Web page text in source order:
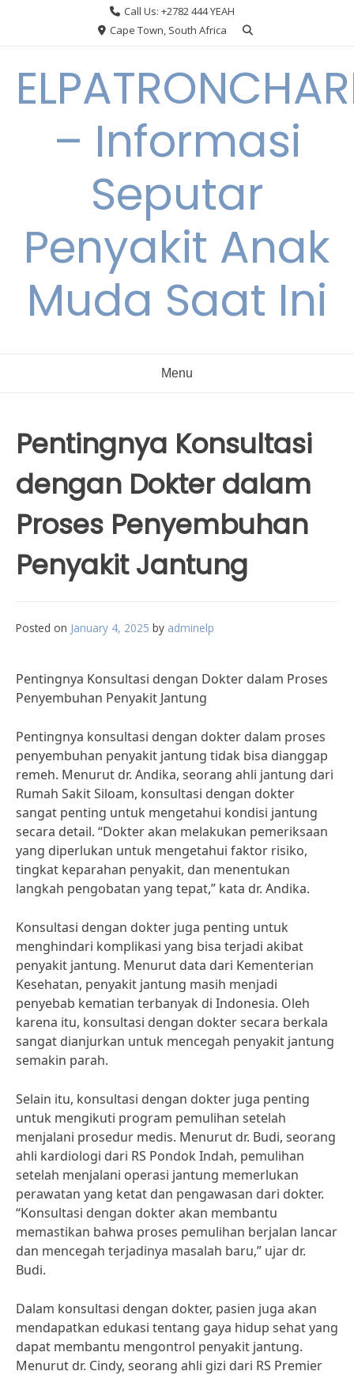
Call Us: +2782 444 YEAH
Cape Town, South Africa
– Informasi
Seputar
Penyakit Anak
Muda Saat Ini
Menu
Pentingnya Konsultasi
dengan Dokter dalam
Proses Penyembuhan
Penyakit Jantung
Posted on January 4, 2025 by adminelp
Pentingnya Konsultasi dengan Dokter dalam Proses
Penyembuhan Penyakit Jantung
Pentingnya konsultasi dengan dokter dalam proses
penyembuhan penyakit jantung tidak bisa dianggap
remeh. Menurut dr. Andika, seorang ahli jantung dari
Rumah Sakit Siloam, konsultasi dengan dokter
sangat penting untuk mengetahui kondisi jantung
secara detail. “Dokter akan melakukan pemeriksaan
yang diperlukan untuk mengetahui faktor risiko,
tingkat keparahan penyakit, dan menentukan
langkah pengobatan yang tepat,” kata dr. Andika.
Konsultasi dengan dokter juga penting untuk
menghindari komplikasi yang bisa terjadi akibat
penyakit jantung. Menurut data dari Kementerian
Kesehatan, penyakit jantung masih menjadi
penyebab kematian terbanyak di Indonesia. Oleh
karena itu, konsultasi dengan dokter secara berkala
sangat dianjurkan untuk mencegah penyakit jantung
semakin parah.
Selain itu, konsultasi dengan dokter juga penting
untuk mengikuti program pemulihan setelah
menjalani prosedur medis. Menurut dr. Budi, seorang
ahli kardiologi dari RS Pondok Indah, pemulihan
setelah menjalani operasi jantung memerlukan
perawatan yang ketat dan pengawasan dari dokter.
“Konsultasi dengan dokter akan membantu
memastikan bahwa proses pemulihan berjalan lancar
dan mencegah terjadinya masalah baru,” ujar dr.
Budi.
Dalam konsultasi dengan dokter, pasien juga akan
mendapatkan edukasi tentang gaya hidup sehat yang
dapat membantu mengontrol penyakit jantung.
Menurut dr. Cindy, seorang ahli gizi dari RS Premier